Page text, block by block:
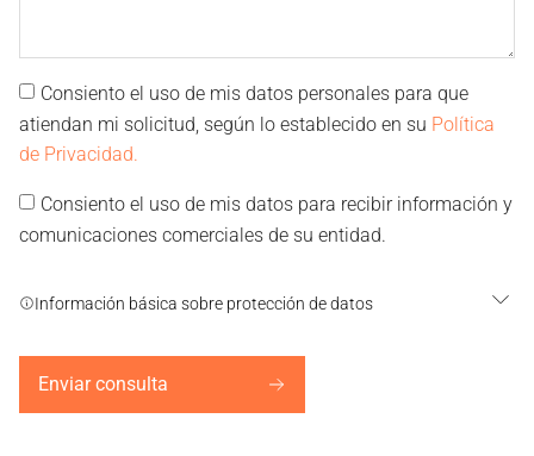
Consiento el uso de mis datos personales para que
atiendan mi solicitud, según lo establecido en su Política
de Privacidad.
Consiento el uso de mis datos para recibir información y
comunicaciones comerciales de su entidad.
Información básica sobre protección de datos
Enviar consulta